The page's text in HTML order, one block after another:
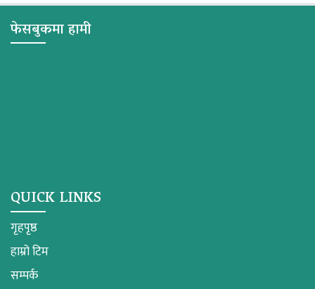
फेसबुकमा हामी
QUICK LINKS
गृहपृष्ठ
हाम्रो टिम
सम्पर्क